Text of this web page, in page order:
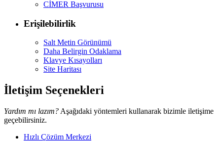
CİMER Başvurusu
Erişilebilirlik
Salt Metin Görünümü
Daha Belirgin Odaklama
Klavye Kısayolları
Site Haritası
İletişim Seçenekleri
Yardım mı lazım? Aşağıdaki yöntemleri kullanarak bizimle iletişime
geçebilirsiniz.
Hızlı Çözüm Merkezi